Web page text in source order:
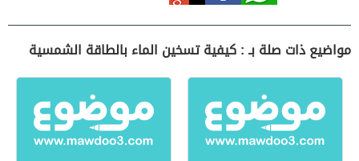
مواضيع ذات صلة بـ : كيفية تسخين الماء بالطاقة الشمسية